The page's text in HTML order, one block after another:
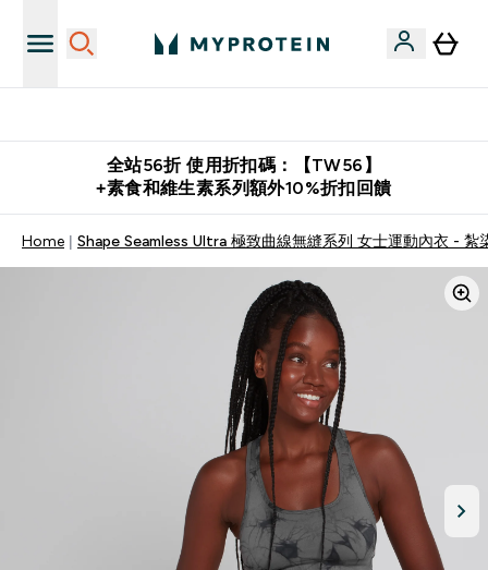
全站56折 使用折扣碼：【TW56】
+素食和維生素系列額外10%折扣回饋
Home Shape Seamless Ultra 極致曲線無縫系列 女士運動內衣 - 紮